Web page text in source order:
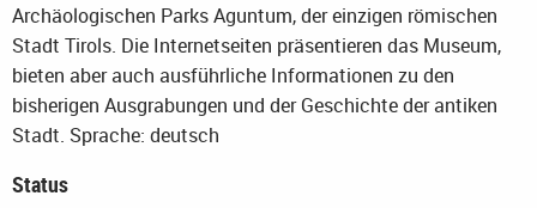
Archäologischen Parks Aguntum, der einzigen römischen
Stadt Tirols. Die Internetseiten präsentieren das Museum,
bieten aber auch ausführliche Informationen zu den
bisherigen Ausgrabungen und der Geschichte der antiken
Stadt. Sprache: deutsch
Status